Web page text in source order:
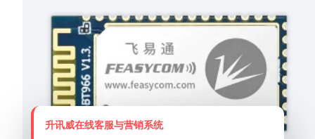
升讯威在线客服与营销系统